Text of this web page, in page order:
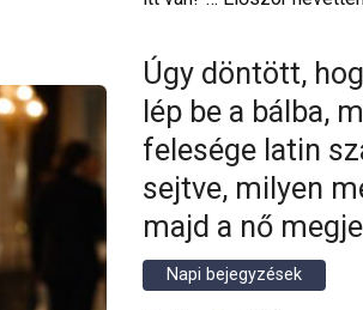
Úgy döntött,
lép be a bálba,
felesége latin
sejtve, milyen
majd a nő
Napi bejegyzések